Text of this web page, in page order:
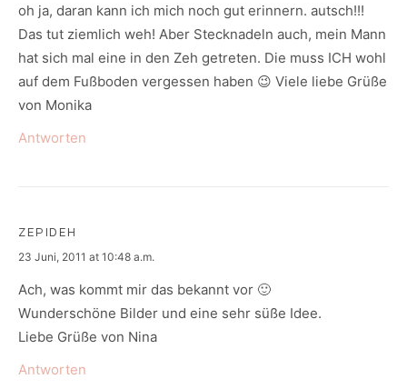
oh ja, daran kann ich mich noch gut erinnern. autsch!!!
Das tut ziemlich weh! Aber Stecknadeln auch, mein Mann
hat sich mal eine in den Zeh getreten. Die muss ICH wohl
auf dem Fußboden vergessen haben 😉 Viele liebe Grüße
von Monika
Antworten
ZEPIDEH
says:
23 Juni, 2011 at 10:48 a.m.
Ach, was kommt mir das bekannt vor 🙂
Wunderschöne Bilder und eine sehr süße Idee.
Liebe Grüße von Nina
Antworten